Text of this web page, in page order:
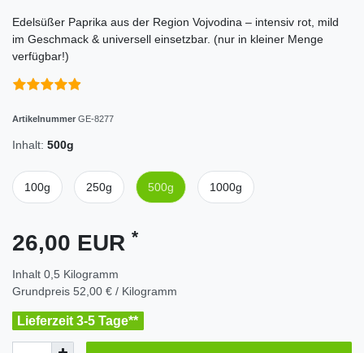
Edelsüßer Paprika aus der Region Vojvodina – intensiv rot, mild
im Geschmack & universell einsetzbar. (nur in kleiner Menge
verfügbar!)
Artikelnummer GE-8277
Inhalt: 500g
100g 250g 500g 1000g
26,00 EUR *
Inhalt 0,5 Kilogramm
Grundpreis 52,00 € / Kilogramm
Lieferzeit 3-5 Tage**